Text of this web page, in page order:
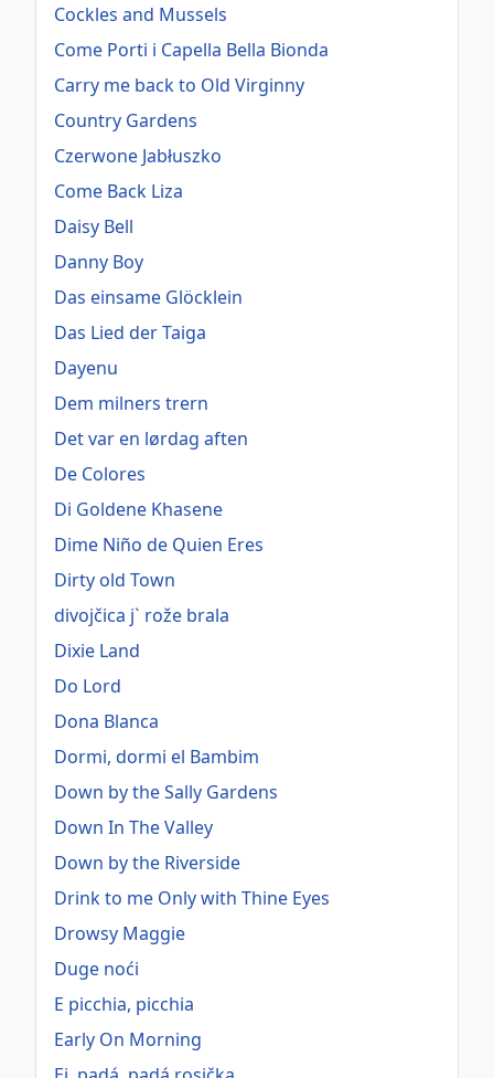
Cockles and Mussels
Come Porti i Capella Bella Bionda
Carry me back to Old Virginny
Country Gardens
Czerwone Jabłuszko
Come Back Liza
Daisy Bell
Danny Boy
Das einsame Glöcklein
Das Lied der Taiga
Dayenu
Dem milners trern
Det var en lørdag aften
De Colores
Di Goldene Khasene
Dime Niño de Quien Eres
Dirty old Town
divojčica j` rože brala
Dixie Land
Do Lord
Dona Blanca
Dormi, dormi el Bambim
Down by the Sally Gardens
Down In The Valley
Down by the Riverside
Drink to me Only with Thine Eyes
Drowsy Maggie
Duge noći
E picchia, picchia
Early On Morning